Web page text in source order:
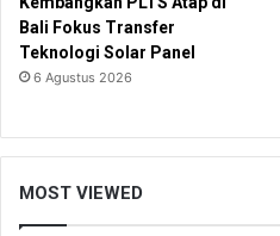
Bali Fokus Transfer
Teknologi Solar Panel
6 Agustus 2026
MOST VIEWED